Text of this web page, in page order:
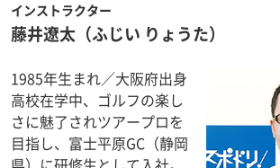
インストラクター
藤井遼太 （ふじい りょうた）
1985年生まれ／大阪府出身
高校在学中、ゴルフの楽し
さに魅了されツアープロを
目指し、富士平原GC（静岡